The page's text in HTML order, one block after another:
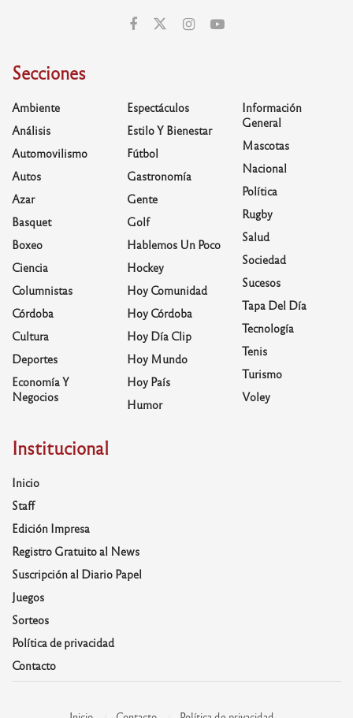
Secciones
Ambiente
Análisis
Automovilismo
Autos
Azar
Basquet
Boxeo
Ciencia
Columnistas
Córdoba
Cultura
Deportes
Economía Y
Negocios
Espectáculos
Estilo Y Bienestar
Fútbol
Gastronomía
Gente
Golf
Hablemos Un Poco
Hockey
Hoy Comunidad
Hoy Córdoba
Hoy Día Clip
Hoy Mundo
Hoy País
Humor
Información
General
Mascotas
Nacional
Política
Rugby
Salud
Sociedad
Sucesos
Tapa Del Día
Tecnología
Tenis
Turismo
Voley
Institucional
Inicio
Staff
Edición Impresa
Registro Gratuito al News
Suscripción al Diario Papel
Juegos
Sorteos
Política de privacidad
Contacto